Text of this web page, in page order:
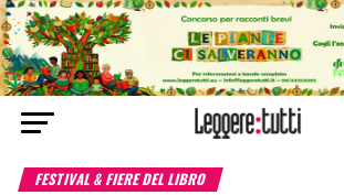
FESTIVAL & FIERE DEL LIBRO